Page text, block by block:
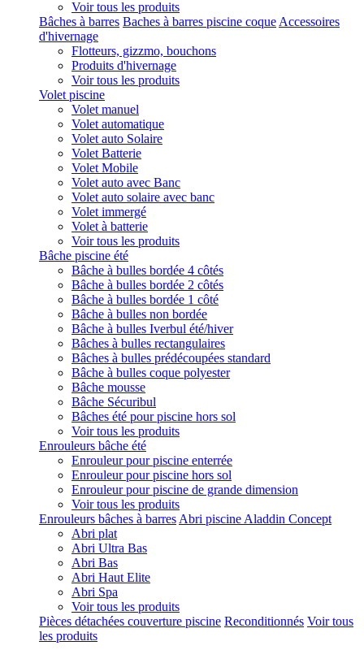
Voir tous les produits
Bâches à barres Baches à barres piscine coque Accessoires
d'hivernage
Flotteurs, gizzmo, bouchons
Produits d'hivernage
Voir tous les produits
Volet piscine
Volet manuel
Volet automatique
Volet auto Solaire
Volet Batterie
Volet Mobile
Volet auto avec Banc
Volet auto solaire avec banc
Volet immergé
Volet à batterie
Voir tous les produits
Bâche piscine été
Bâche à bulles bordée 4 côtés
Bâche à bulles bordée 2 côtés
Bâche à bulles bordée 1 côté
Bâche à bulles non bordée
Bâche à bulles Iverbul été/hiver
Bâches à bulles rectangulaires
Bâches à bulles prédécoupées standard
Bâche à bulles coque polyester
Bâche mousse
Bâche Sécuribul
Bâches été pour piscine hors sol
Voir tous les produits
Enrouleurs bâche été
Enrouleur pour piscine enterrée
Enrouleur pour piscine hors sol
Enrouleur pour piscine de grande dimension
Voir tous les produits
Enrouleurs bâches à barres Abri piscine Aladdin Concept
Abri plat
Abri Ultra Bas
Abri Bas
Abri Haut Elite
Abri Spa
Voir tous les produits
Pièces détachées couverture piscine Reconditionnés Voir tous
les produits